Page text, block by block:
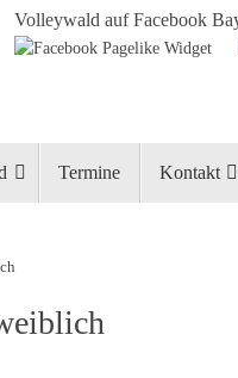
Volleywald auf Facebook
Termine Kontakt